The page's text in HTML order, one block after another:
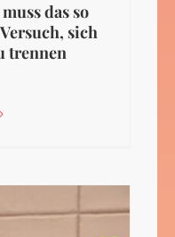
das so
sich
trennen